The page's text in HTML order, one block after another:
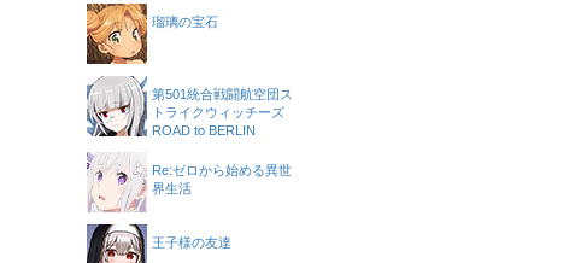
瑠璃の宝石
第501統合戦闘航空団ス
トライクウィッチーズ
ROAD to BERLIN
Re:ゼロから始める異世
界生活
王子様の友達